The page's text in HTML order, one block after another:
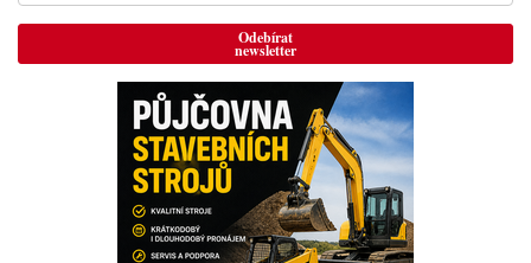
Odebírat
newsletter